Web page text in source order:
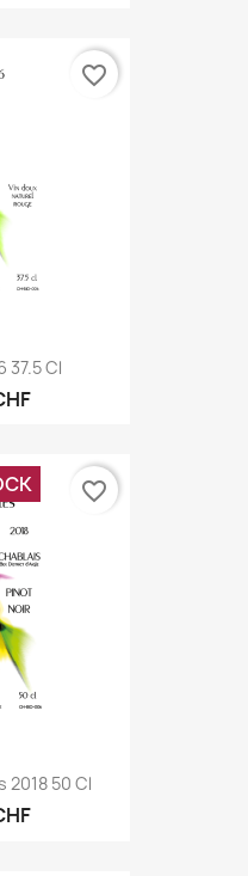
37.5 Cl
favorite_border
2018 50 Cl
favorite_border